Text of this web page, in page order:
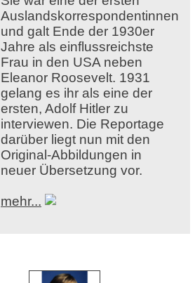
Auslandskorrespondentinnen
und galt Ende der 1930er
Jahre als einflussreichste
Frau in den USA neben
Eleanor Roosevelt. 1931
gelang es ihr als eine der
ersten, Adolf Hitler zu
interviewen. Die Reportage
darüber liegt nun mit den
Original-Abbildungen in
neuer Übersetzung vor.
mehr...